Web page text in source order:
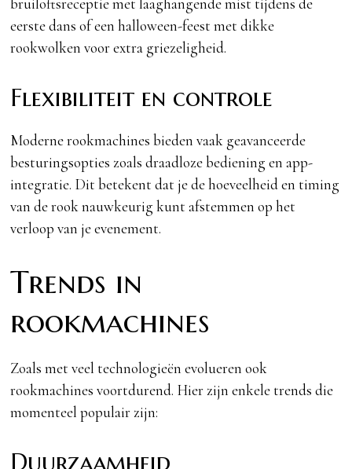
eerste dans of een halloween-feest met dikke
rookwolken voor extra griezeligheid.
Flexibiliteit en controle
Moderne rookmachines bieden vaak geavanceerde
besturingsopties zoals draadloze bediening en app-
integratie. Dit betekent dat je de hoeveelheid en timing
van de rook nauwkeurig kunt afstemmen op het
verloop van je evenement.
Trends in
rookmachines
Zoals met veel technologieën evolueren ook
rookmachines voortdurend. Hier zijn enkele trends die
momenteel populair zijn:
Duurzaamheid